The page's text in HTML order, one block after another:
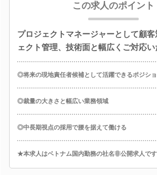
この求人のポイント
プロジェクトマネージャーとして顧
ェクト管理、技術面と幅広くご対応い
◎将来の現地責任者候補として活躍できるポジシ
◎裁量の大きさと幅広い業務領域
◎中長期視点の採用で腰を据えて働ける
★本求人はベトナム国内勤務の社名非公開求人です